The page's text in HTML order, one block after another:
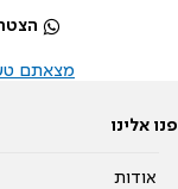
מצאתם
פנו אלינו
אודות